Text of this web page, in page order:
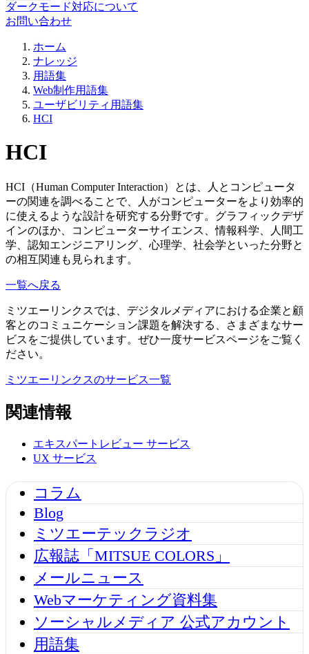
ダークモード対応について
お問い合わせ
ホーム
ナレッジ
用語集
Web制作用語集
ユーザビリティ用語集
HCI
HCI
HCI（Human Computer Interaction）とは、人とコンピュータ
ーの関連を調べることで、人がコンピューターをより効率的
に使えるような設計を研究する分野です。グラフィックデザ
インのほか、コンピューターサイエンス、情報科学、人間工
学、認知エンジニアリング、心理学、社会学といった分野と
の相互関連も見られます。
一覧へ戻る
ミツエーリンクスでは、デジタルメディアにおける企業と顧
客とのコミュニケーション課題を解決する、さまざまなサー
ビスをご提供しています。ぜひ一度サービスページをご覧く
ださい。
ミツエーリンクスのサービス一覧
関連情報
エキスパートレビュー サービス
UX サービス
コラム
Blog
ミツエーテックラジオ
広報誌「MITSUE COLORS」
メールニュース
Webマーケティング資料集
ソーシャルメディア 公式アカウント
用語集